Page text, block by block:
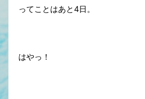
ってことはあと4日。
はやっ！